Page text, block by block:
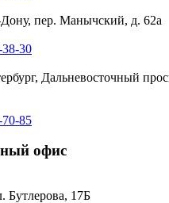
Дону, пер. Манычский, д. 62а
30
Дальневосточный
85
офис
Бутлерова, 17Б